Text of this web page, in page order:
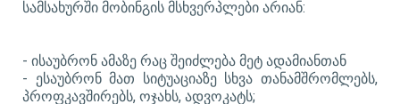
სამსახურში მობინგის მსხვერპლები არიან:
- ​ ისაუბრონ ამაზე რაც შეიძლება მეტ ადამიანთან
- ​ ესაუბრონ მათ სიტუაციაზე სხვა თანამშრომლებს,
პროფკავშირებს, ოჯახს, ადვოკატს;